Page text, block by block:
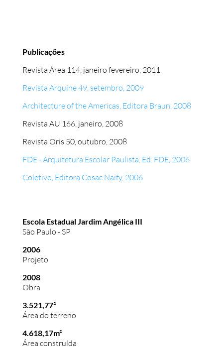
Publicações
Revista Área 114, janeiro fevereiro, 2011
Revista Arquine 49, setembro, 2009
Architecture of the Americas, Editora Braun, 2008
Revista AU 166, janeiro, 2008
Revista Oris 50, outubro, 2008
FDE - Arquitetura Escolar Paulista, Ed. FDE, 2006
Coletivo, Editora Cosac Naify, 2006
Escola Estadual Jardim Angélica III
São Paulo - SP
2006
Projeto
2008
Obra
3.521,77²
Área do terreno
4.618,17m²
Área construída